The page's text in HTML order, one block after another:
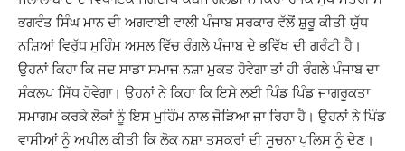
ਭਗਵੰਤ ਸਿੰਘ ਮਾਨ ਦੀ ਅਗਵਾਈ ਵਾਲੀ ਪੰਜਾਬ ਸਰਕਾਰ ਵੱਲੋਂ ਸ਼ੁਰੂ ਕੀਤੀ ਯੁੱਧ
ਨਸ਼ਿਆਂ ਵਿਰੁੱਧ ਮੁਹਿੰਮ ਅਸਲ ਵਿੱਚ ਰੰਗਲੇ ਪੰਜਾਬ ਦੇ ਭਵਿੱਖ ਦੀ ਗਰੰਟੀ ਹੈ।
ਉਹਨਾਂ ਕਿਹਾ ਕਿ ਜਦ ਸਾਡਾ ਸਮਾਜ ਨਸ਼ਾ ਮੁਕਤ ਹੋਵੇਗਾ ਤਾਂ ਹੀ ਰੰਗਲੇ ਪੰਜਾਬ ਦਾ
ਸੰਕਲਪ ਸਿੱਧ ਹੋਵੇਗਾ। ਉਹਨਾਂ ਨੇ ਕਿਹਾ ਕਿ ਇਸੇ ਲਈ ਪਿੰਡ ਪਿੰਡ ਜਾਗਰੂਕਤਾ
ਸਮਾਗਮ ਕਰਕੇ ਲੋਕਾਂ ਨੂੰ ਇਸ ਮੁਹਿੰਮ ਨਾਲ ਜੋੜਿਆ ਜਾ ਰਿਹਾ ਹੈ। ਉਹਨਾਂ ਨੇ ਪਿੰਡ
ਵਾਸੀਆਂ ਨੂੰ ਅਪੀਲ ਕੀਤੀ ਕਿ ਲੋਕ ਨਸ਼ਾ ਤਸਕਰਾਂ ਦੀ ਸੂਚਨਾ ਪੁਲਿਸ ਨੂੰ ਦੇਣ।